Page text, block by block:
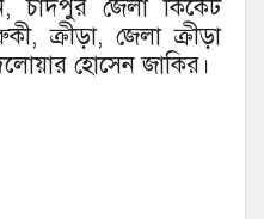
চাঁদপুর জেলা কিকেট
ক্রীড়া, জেলা ক্রীড়া
হোসেন জাকির।